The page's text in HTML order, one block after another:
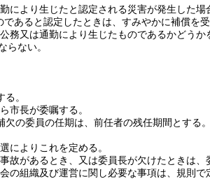
により生じたと認定される災害が発生した
あると認定したときは、すみやかに補償を
務又は通勤により生じたものであるかどう
らない。
。
市長が委嘱する。
欠の委員の任期は、前任者の残任期間とする。
によりこれを定める。
故があるとき、又は委員長が欠けたときは
の組織及び運営に関し必要な事項は、規則で